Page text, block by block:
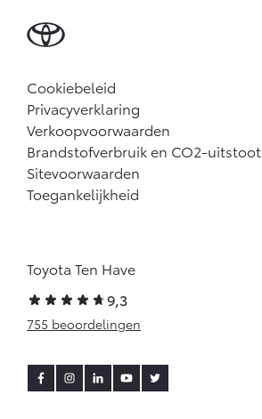
Cookiebeleid
Privacyverklaring
Verkoopvoorwaarden
Brandstofverbruik en CO2-uitstoot
Sitevoorwaarden
Toegankelijkheid
Toyota Ten Have
9,3
755 beoordelingen